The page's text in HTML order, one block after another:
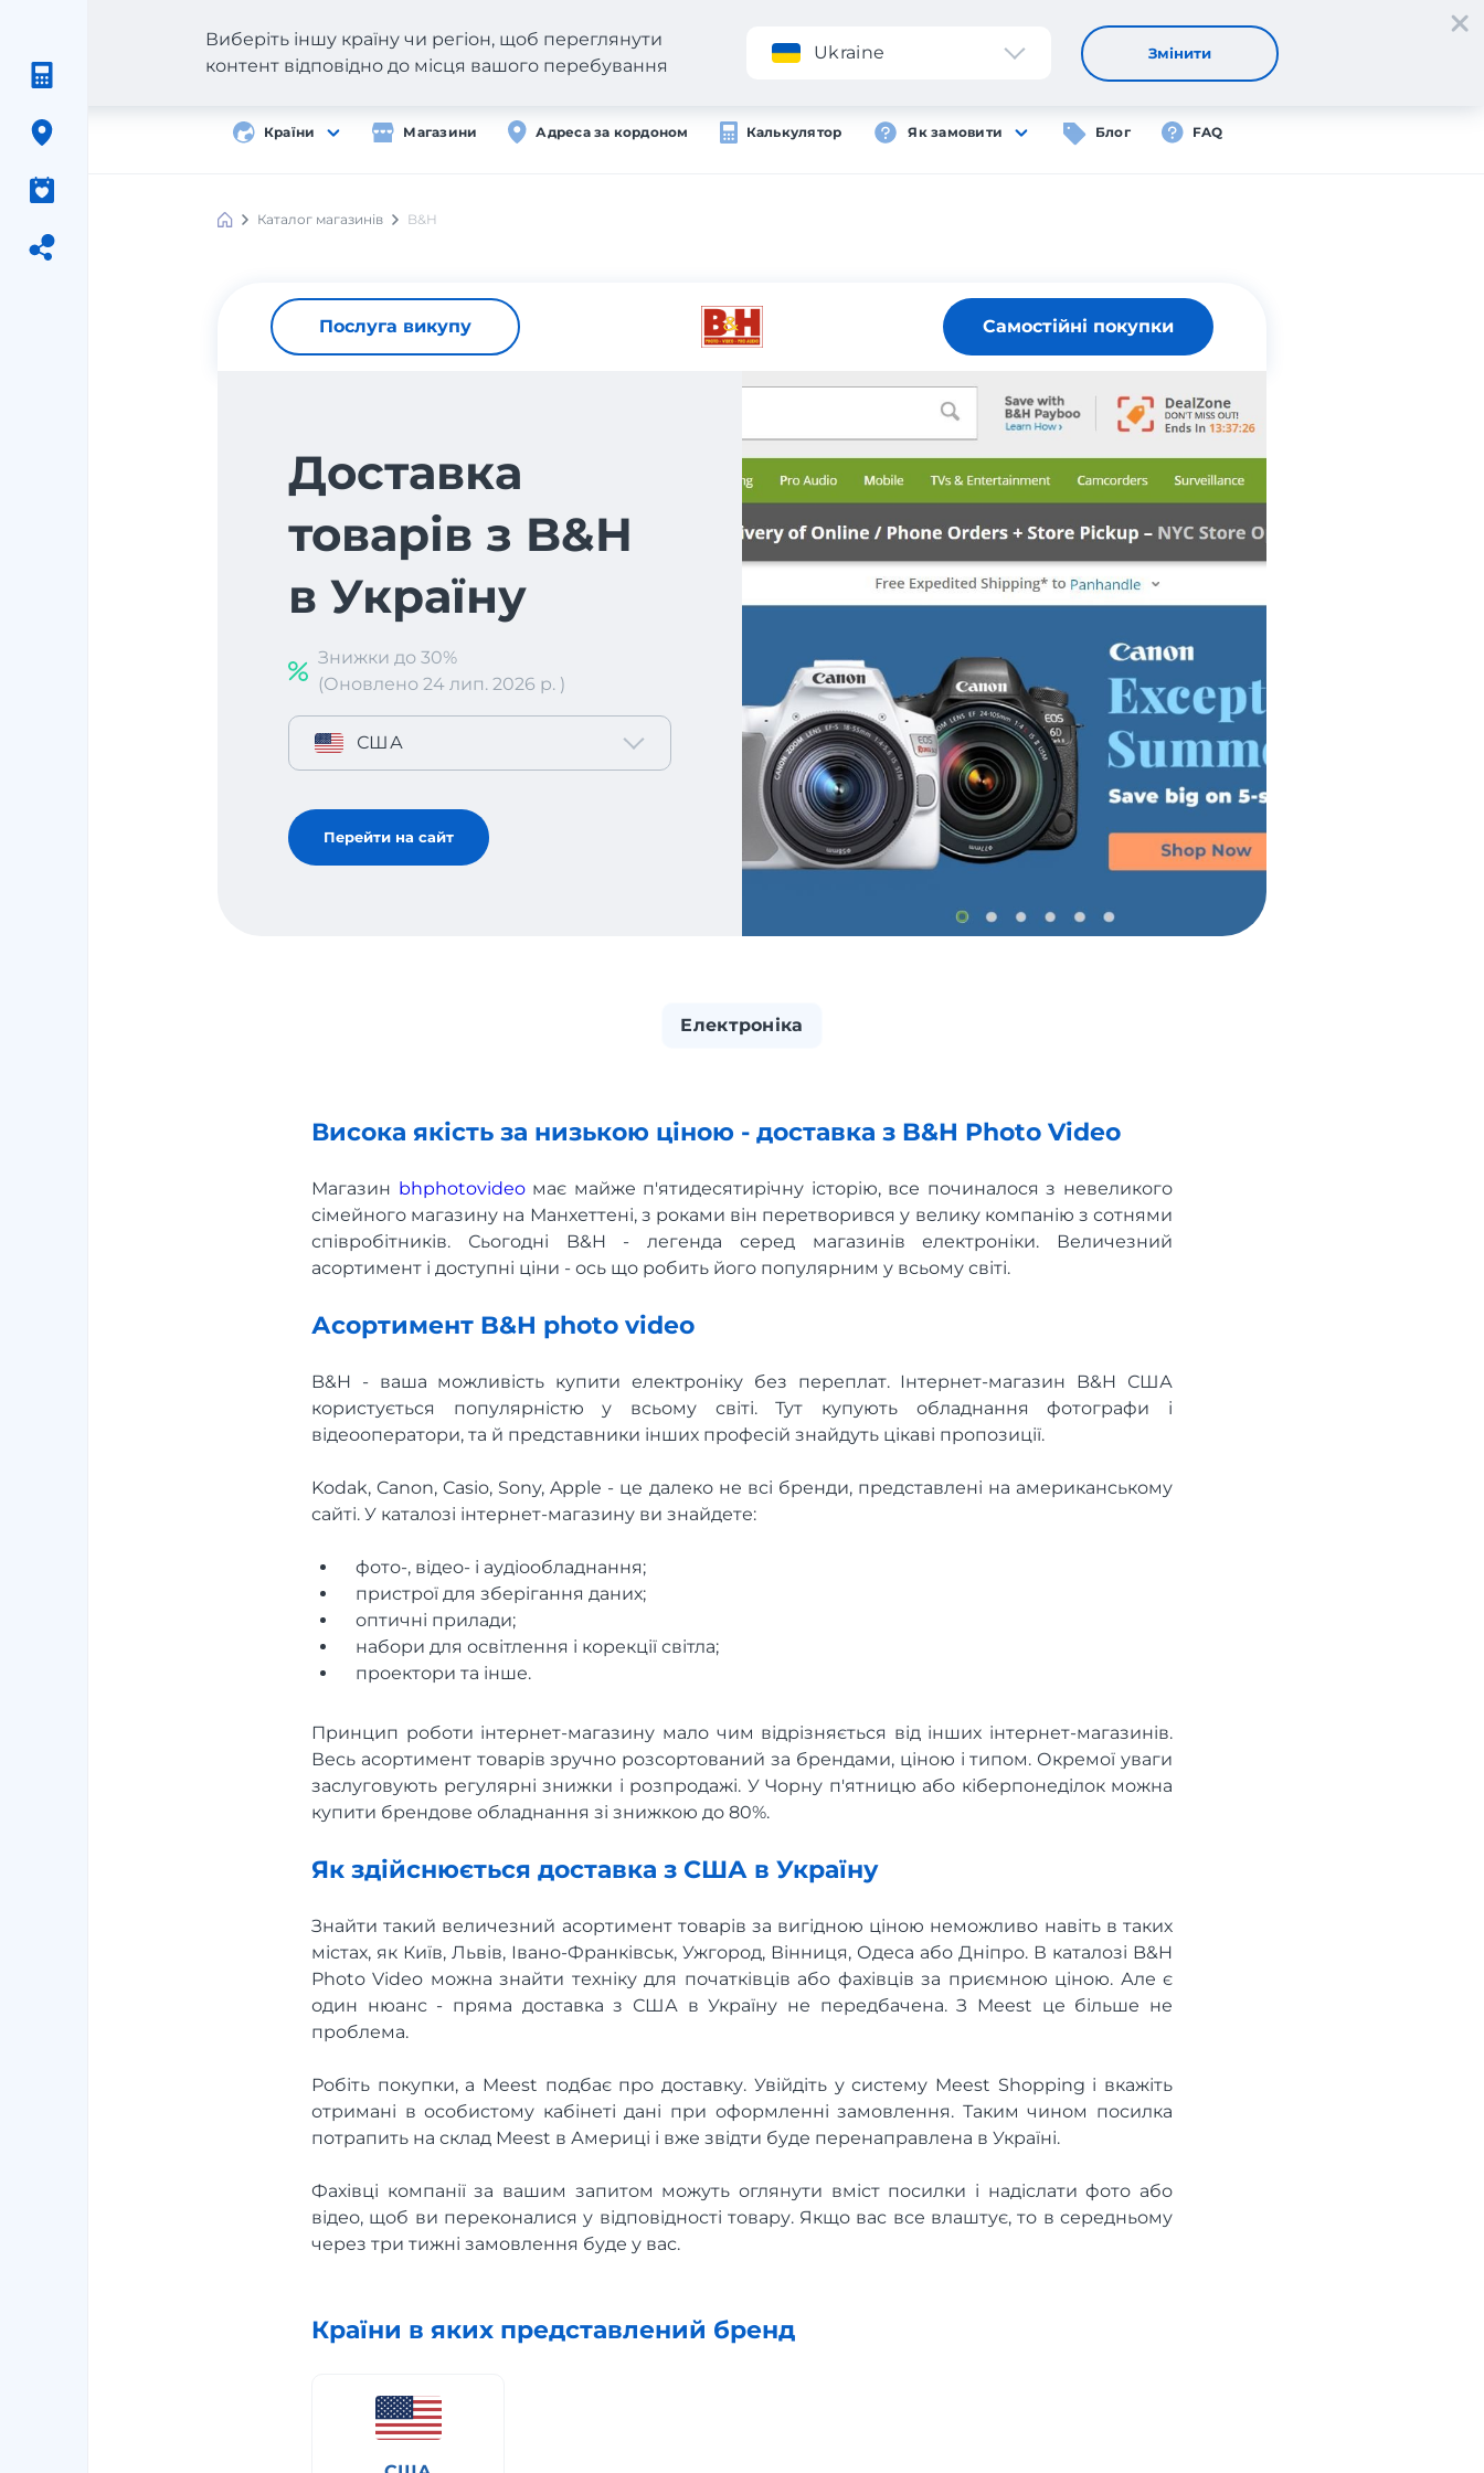
Додаток Реєстрація Вхід
Країни Магазини Адреса за кордоном Калькулятор Як замовити Блог FAQ
Виберіть іншу країну чи регіон, щоб переглянути
контент відповідно до місця вашого перебування
Ukraine Змінити
Каталог магазинів B&H
Послуга викупу Самостійні покупки
Доставка
товарів з B&H
в Україну
Знижки до 30%
(Оновлено 24 лип. 2026 р. )
США
Перейти на сайт
Електроніка
Висока якість за низькою ціною - доставка з B&H Photo Video
Магазин bhphotovideoмає майже п'ятидесятирічну історію, все починалося з невеликого
сімейного магазину на Манхеттені, з роками він перетворився у велику компанію з сотнями
співробітників. Сьогодні B&H - легенда серед магазинів електроніки. Величезний
асортимент і доступні ціни - ось що робить його популярним у всьому світі.
Асортимент B&H photo video
B&H - ваша можливість купити електроніку без переплат. Інтернет-магазин B&H США
користується популярністю у всьому світі. Тут купують обладнання фотографи і
відеооператори, та й представники інших професій знайдуть цікаві пропозиції.
Kodak, Canon, Casio, Sony, Apple - це далеко не всі бренди, представлені на американському
сайті. У каталозі інтернет-магазину ви знайдете:
фото-, відео- і аудіообладнання;
пристрої для зберігання даних;
оптичні прилади;
набори для освітлення і корекції світла;
проектори та інше.
Принцип роботи інтернет-магазину мало чим відрізняється від інших інтернет-магазинів.
Весь асортимент товарів зручно розсортований за брендами, ціною і типом. Окремої уваги
заслуговують регулярні знижки і розпродажі. У Чорну п'ятницю або кіберпонеділок можна
купити брендове обладнання зі знижкою до 80%.
Як здійснюється доставка з США в Україну
Знайти такий величезний асортимент товарів за вигідною ціною неможливо навіть в таких
містах, як Київ, Львів, Івано-Франківськ, Ужгород, Вінниця, Одеса або Дніпро. В каталозі B&H
Photo Video можна знайти техніку для початківців або фахівців за приємною ціною. Але є
один нюанс - пряма доставка з США в Україну не передбачена. З Meest це більше не
проблема.
Робіть покупки, а Meest подбає про доставку. Увійдіть у систему Meest Shopping і вкажіть
отримані в особистому кабінеті дані при оформленні замовлення. Таким чином посилка
потрапить на склад Meest в Америці і вже звідти буде перенаправлена в Україні.
Фахівці компанії за вашим запитом можуть оглянути вміст посилки і надіслати фото або
відео, щоб ви переконалися у відповідності товару. Якщо вас все влаштує, то в середньому
через три тижні замовлення буде у вас.
Країни в яких представлений бренд